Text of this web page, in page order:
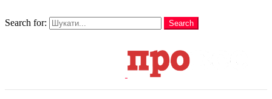
Search for:
Search